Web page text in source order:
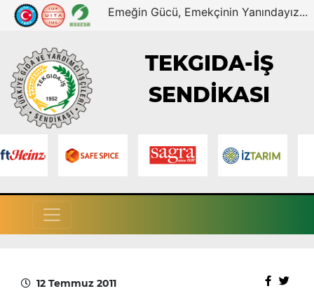
Emeğin Gücü, Emekçinin Yanındayız...
TEKGIDA-İŞ
SENDİKASI
12 Temmuz 2011